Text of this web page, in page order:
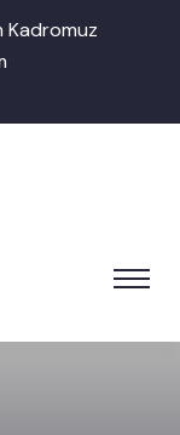
Kadromuz